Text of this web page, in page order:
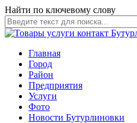
Найти по ключевому слову
Главная
Город
Район
Предприятия
Услуги
Фото
Новости Бутурлиновки